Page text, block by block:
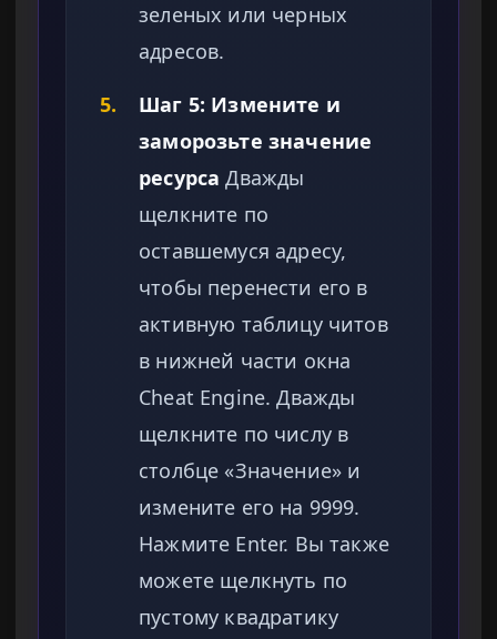
зеленых или черных
адресов.
5.
Шаг 5: Измените и
заморозьте значение
ресурса Дважды
щелкните по
оставшемуся адресу,
чтобы перенести его в
активную таблицу читов
в нижней части окна
Cheat Engine. Дважды
щелкните по числу в
столбце «Значение» и
измените его на 9999.
Нажмите Enter. Вы также
можете щелкнуть по
пустому квадратику